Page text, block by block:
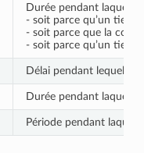
Durée pendant
- soit parce qu’un tiers
- soit parce que la
- soit parce qu’un tiers
Délai pendant lequel la
Durée pendant
Période pendant